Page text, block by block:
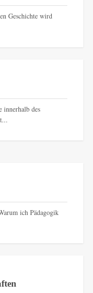
Geschichte wird
innerhalb des
ich Pädagogik